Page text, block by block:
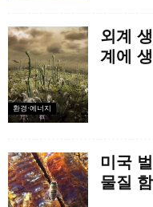
환경·에너지
외계
계에
미국
물질